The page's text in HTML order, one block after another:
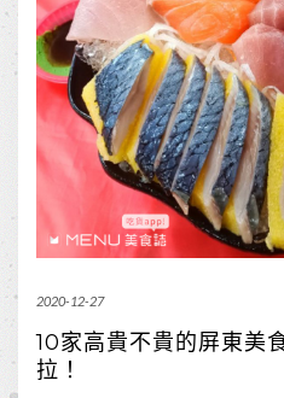
2020-12-27
10家高貴不貴的屏東美
拉！